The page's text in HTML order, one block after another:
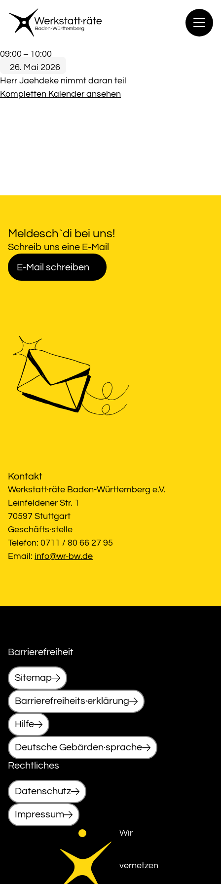
Inhalt
springen
Mitglieder
Viko
WRD
09:00 – 10:00
26. Mai 2026
Herr Jaehdeke nimmt daran teil
Kompletten Kalender ansehen
Meldesch`di bei uns!
Schreib uns eine E-Mail
E-Mail schreiben
Kontakt
Werkstatt·räte Baden-Württemberg e.V.
Leinfeldener Str. 1
70597 Stuttgart
Geschäfts·stelle
Telefon: 0711 / 80 66 27 95
Email: info@wr-bw.de
Barrierefreiheit
Sitemap
Barrierefreiheits·erklärung
Hilfe
Deutsche Gebärden·sprache
Rechtliches
Datenschutz
Impressum
Wir
vernetzen